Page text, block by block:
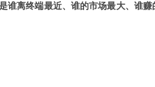
谁离终端最近、谁的市场最大、谁